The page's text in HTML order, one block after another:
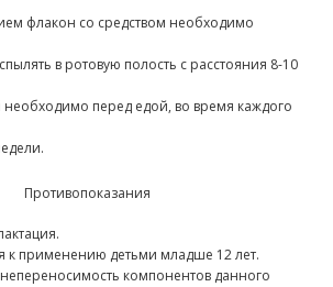
флакон со средством необходимо
в ротовую полость с расстояния 8-10
перед едой, во время каждого
Противопоказания
к применению детьми младше 12 лет.
компонентов данного